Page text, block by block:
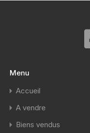
Menu
Accueil
A vendre
Biens vendus